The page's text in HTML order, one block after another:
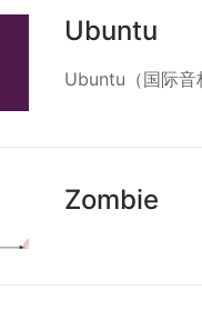
Ubuntu
Ubuntu（国际音
Zombie